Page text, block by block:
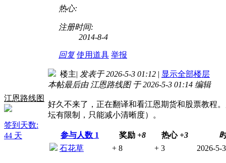
热心:
注册时间:
2014-8-4
回复 使用道具 举报
江恩路线图
签到天数:
44 天
楼主| 发表于 2026-5-3 01:12 | 显示全部楼层
本帖最后由 江恩路线图 于 2026-5-3 01:14 编辑
好久不来了，正在翻译和看江恩期货和股票教程
坛有限制，只能减小清晰度）。
参与人数 1 奖励 +8 热心 +3
石花草
+ 8 + 3 2026-5-